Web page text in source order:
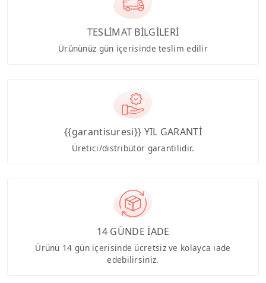
TESLİMAT BİLGİLERİ
Ürününüz gün içerisinde teslim edilir
{{garantisuresi}} YIL GARANTİ
Üretici/distribütör garantilidir.
14 GÜNDE İADE
Ürünü 14 gün içerisinde ücretsiz ve kolayca iade
edebilirsiniz.